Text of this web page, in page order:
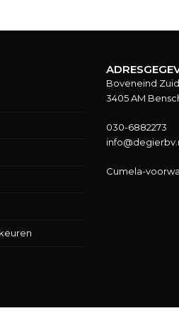
Boveneind
3405 AM
030-6882273
Cumela-